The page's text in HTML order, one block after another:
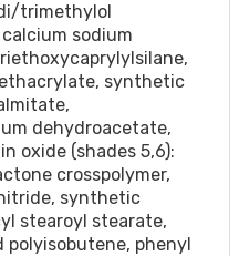
trimethylol
sodium
synthetic
dehydroacetate,
oxide (shades 5,6):
crosspolymer,
synthetic
stearoyl stearate,
phenyl